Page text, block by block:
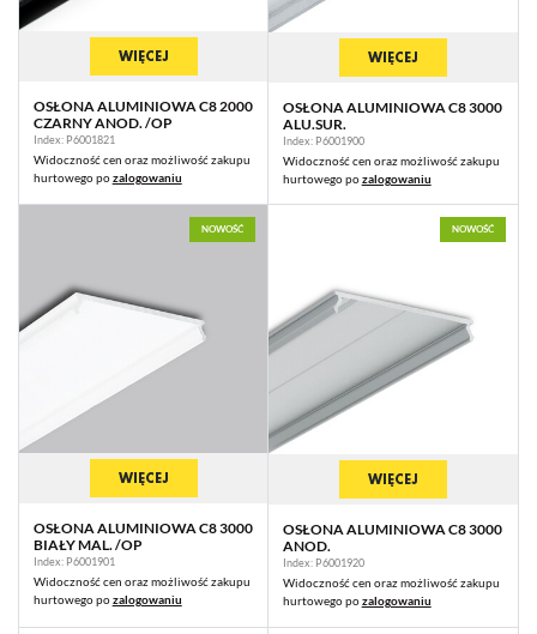
WIĘCEJ
OSŁONA ALUMINIOWA C8 2000
CZARNY ANOD. /OP
Index: P6001821
Widoczność cen oraz możliwość zakupu
hurtowego pozalogowaniu
WIĘCEJ
OSŁONA ALUMINIOWA C8 3000
ALU.SUR.
Index: P6001900
Widoczność cen oraz możliwość zakupu
hurtowego pozalogowaniu
NOWOŚĆ
WIĘCEJ
OSŁONA ALUMINIOWA C8 3000
BIAŁY MAL. /OP
Index: P6001901
Widoczność cen oraz możliwość zakupu
hurtowego pozalogowaniu
NOWOŚĆ
WIĘCEJ
OSŁONA ALUMINIOWA C8 3000
ANOD.
Index: P6001920
Widoczność cen oraz możliwość zakupu
hurtowego pozalogowaniu